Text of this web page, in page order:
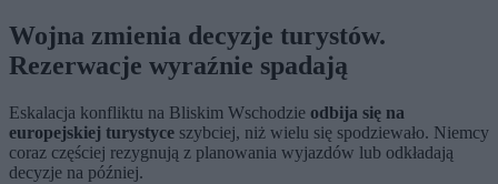
Wojna zmienia decyzje turystów.
Rezerwacje wyraźnie spadają
Eskalacja konfliktu na Bliskim Wschodzie odbija się na
europejskiej turystyce szybciej, niż wielu się spodziewało. Niemcy
coraz częściej rezygnują z planowania wyjazdów lub odkładają
decyzje na później.